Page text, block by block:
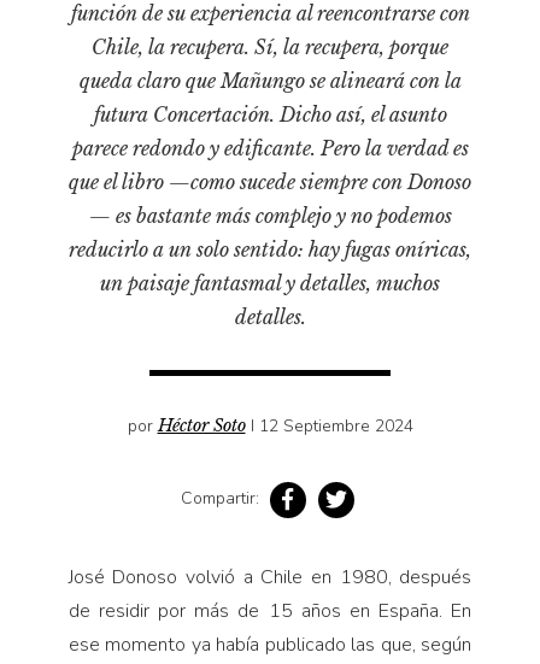
Medioambiente
Narrativas visuales
Pensamiento
Pensamiento ilustrado
Personaje
Personajes secundarios
Política
Vidas paralelas
función de su experiencia al reencontrarse con
Chile, la recupera. Sí, la recupera, porque
queda claro que Mañungo se alineará con la
futura Concertación. Dicho así, el asunto
parece redondo y edificante. Pero la verdad es
que el libro —como sucede siempre con Donoso
— es bastante más complejo y no podemos
reducirlo a un solo sentido: hay fugas oníricas,
un paisaje fantasmal y detalles, muchos
detalles.
porHéctor Soto I 12 Septiembre 2024
Compartir:
José Donoso volvió a Chile en 1980, después
de residir por más de 15 años en España. En
ese momento ya había publicado las que, según